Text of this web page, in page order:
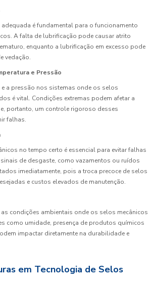
é fundamental para o funcionamento
A falta de lubrificação pode causar atrito
enquanto a lubrificação em excesso pode
vedação.
e Pressão
a pressão nos sistemas onde os selos
é vital. Condições extremas podem afetar a
portanto, um controle rigoroso desses
falhas.
no tempo certo é essencial para evitar falhas
de desgaste, como vazamentos ou ruídos
imediatamente, pois a troca precoce de selos
e custos elevados de manutenção.
condições ambientais onde os selos mecânicos
como umidade, presença de produtos químicos
impactar diretamente na durabilidade e
em Tecnologia de Selos